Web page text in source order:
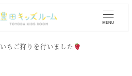
MENU
いちご狩りを行いました